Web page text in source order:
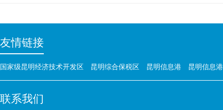
友情链接
国家级昆明经济技术开发区 昆明综合保税区 昆明信息港 昆明信息
联系我们